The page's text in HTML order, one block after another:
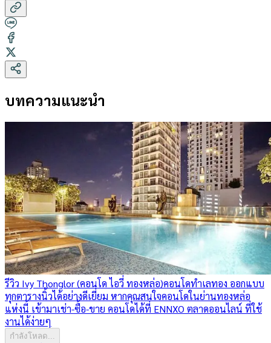
บทความแนะนำ
รีวิว Ivy Thonglor (คอนโด ไอวี่ ทองหล่อ)คอนโดทำเลทอง ออกแบบ
ทุกตารางนิ้วได้อย่างดีเยี่ยม หากคุณสนใจคอนโดในย่านทองหล่อ
แห่งนี้ เข้ามาเช่า-ซื้อ-ขาย คอนโดได้ที่ ENNXO ตลาดออนไลน์ ที่ใช้
งานได้ง่ายๆ
กำลังโหลด...